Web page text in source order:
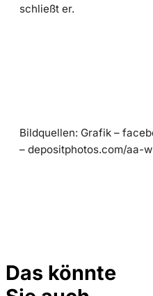
schließt er.
Bildquellen: Grafik –
– depositphotos.com/aa-w
Das könnte